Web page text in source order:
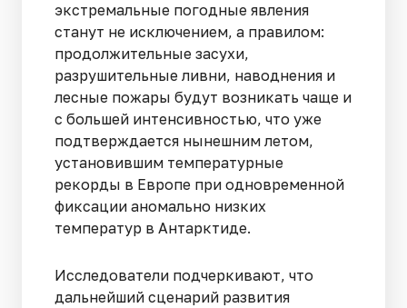
экстремальные погодные явления
станут не исключением, а правилом:
продолжительные засухи,
разрушительные ливни, наводнения и
лесные пожары будут возникать чаще и
с большей интенсивностью, что уже
подтверждается нынешним летом,
установившим температурные
рекорды в Европе при одновременной
фиксации аномально низких
температур в Антарктиде.
Исследователи подчеркивают, что
дальнейший сценарий развития